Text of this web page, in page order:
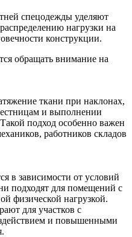
спецодежды уделяют
нагрузки на
конструкции.
обращать внимание на
ткани при наклонах,
и выполнении
подход особенно важен
работников складов
в зависимости от условий
подходят для помещений с
физической нагрузкой.
для участков с
и повышенными